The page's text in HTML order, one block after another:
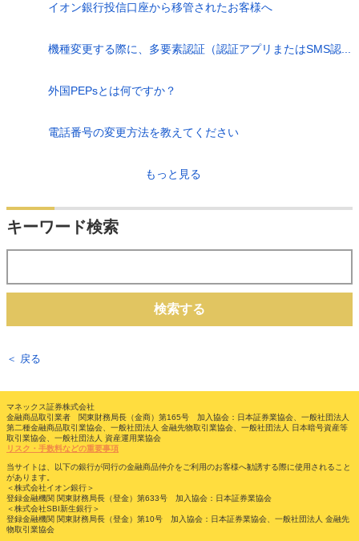
イオン銀行投信口座から移管されたお客様へ
機種変更する際に、多要素認証（認証アプリまたはSMS認...
外国PEPsとは何ですか？
電話番号の変更方法を教えてください
もっと見る
キーワード検索
検索する
＜ 戻る
マネックス証券株式会社
金融商品取引業者 関東財務局長（金商）第165号 加入協会：日本証券業協会、一般社団法人
第二種金融商品取引業協会、一般社団法人 金融先物取引業協会、一般社団法人 日本暗号資産等
取引業協会、一般社団法人 資産運用業協会
リスク・手数料などの重要事項
当サイトは、以下の銀行が同行の金融商品仲介をご利用のお客様へ勧誘する際に使用されること
があります。
＜株式会社イオン銀行＞
登録金融機関 関東財務局長（登金）第633号 加入協会：日本証券業協会
＜株式会社SBI新生銀行＞
登録金融機関 関東財務局長（登金）第10号 加入協会：日本証券業協会、一般社団法人 金融先
物取引業協会